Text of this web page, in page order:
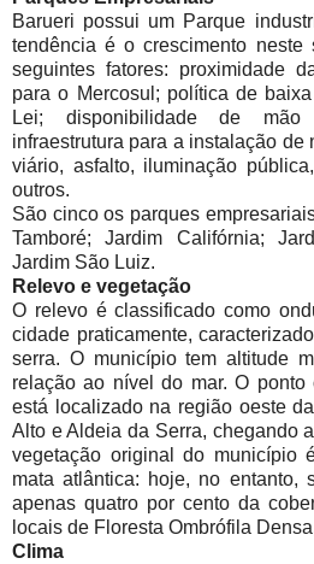
Barueri possui um Parque
tendência é o crescimento neste
seguintes fatores: proximidade
para o Mercosul; política de
Lei; disponibilidade de
infraestrutura para a instalação de
viário, asfalto, iluminação
outros.
São cinco os parques
Tamboré; Jardim Califórnia;
Jardim São Luiz.
Relevo e vegetação
O relevo é classificado como
cidade praticamente,
serra. O município tem altitude
relação ao nível do mar. O ponto
está localizado na região oeste
Alto e Aldeia da Serra, chegando
vegetação original do município
mata atlântica: hoje, no entanto,
apenas quatro por cento da
locais de Floresta Ombrófila
Clima